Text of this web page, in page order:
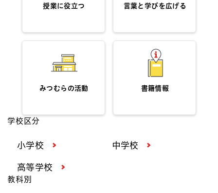
授業に役立つ 言葉と学びを広げる
みつむらの活動 書籍情報
学校区分
小学校 中学校
高等学校
教科別